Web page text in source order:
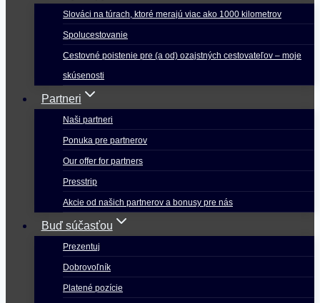
Slováci na túrach, ktoré merajú viac ako 1000 kilometrov
Spolucestovanie
Cestovné poistenie pre (a od) ozajstných cestovateľov – moje
skúsenosti
Partneri
Naši partneri
Ponuka pre partnerov
Our offer for partners
Presstrip
Akcie od našich partnerov a bonusy pre nás
Buď súčasťou
Prezentuj
Dobrovoľník
Platené pozície